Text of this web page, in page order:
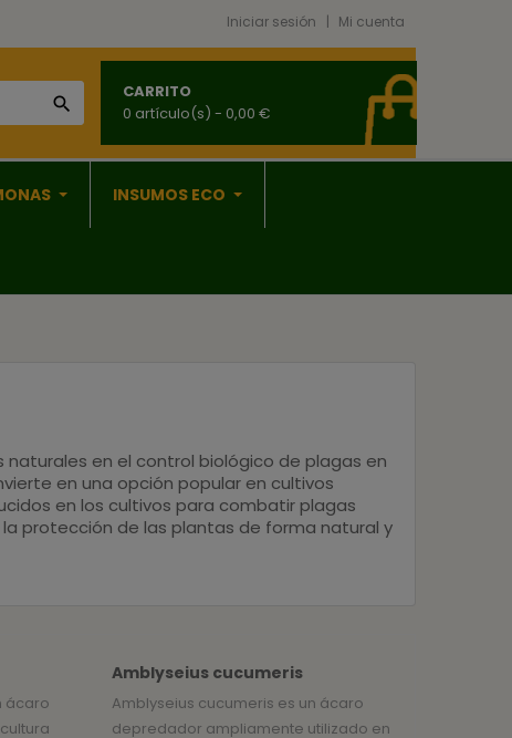
Iniciar sesión Mi cuenta

CARRITO
0 artículo(s) - 0,00 €
INSUMOS ECO
naturales en el control biológico de plagas en
en una opción popular en cultivos
en los cultivos para combatir plagas
protección de las plantas de forma natural y
ácaro
Amblyseius cucumeris
Amblyseius cucumeris es un ácaro
depredador ampliamente utilizado en